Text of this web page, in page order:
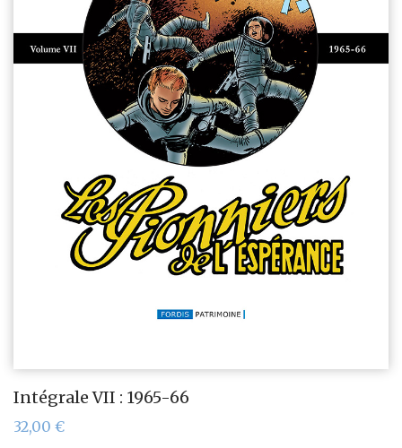
Intégrale VII : 1965-66
32,00 €